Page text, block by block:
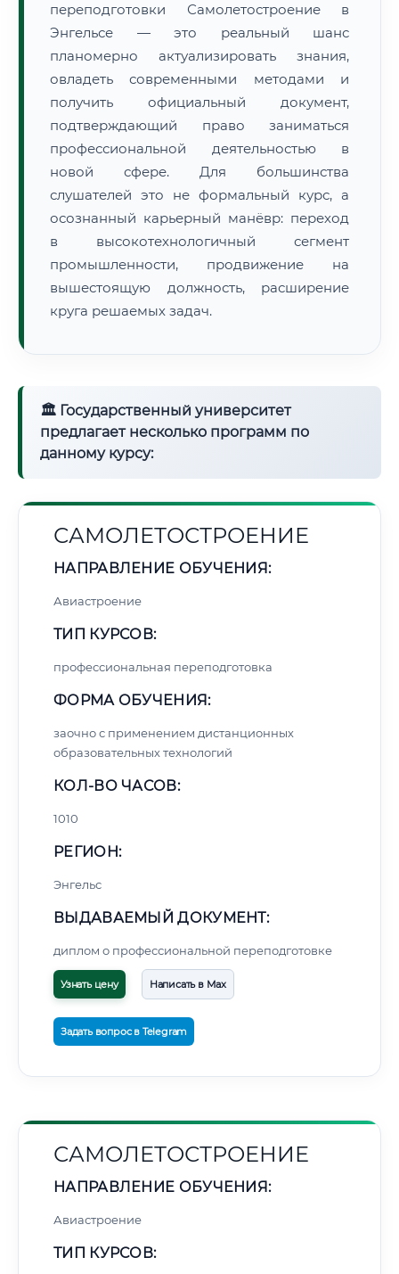
переподготовки Самолетостроение в
Энгельсе — это реальный шанс
планомерно актуализировать знания,
овладеть современными методами и
получить официальный документ,
подтверждающий право заниматься
профессиональной деятельностью в
новой сфере. Для большинства
слушателей это не формальный курс, а
осознанный карьерный манёвр: переход
в высокотехнологичный сегмент
промышленности, продвижение на
вышестоящую должность, расширение
круга решаемых задач.
🏛 Государственный университет
предлагает несколько программ по
данному курсу:
САМОЛЕТОСТРОЕНИЕ
НАПРАВЛЕНИЕ ОБУЧЕНИЯ:
Авиастроение
ТИП КУРСОВ:
профессиональная переподготовка
ФОРМА ОБУЧЕНИЯ:
заочно с применением дистанционных
образовательных технологий
КОЛ-ВО ЧАСОВ:
1010
РЕГИОН:
Энгельс
ВЫДАВАЕМЫЙ ДОКУМЕНТ:
диплом о профессиональной переподготовке
Узнать цену Написать в Max
Задать вопрос в Telegram
САМОЛЕТОСТРОЕНИЕ
НАПРАВЛЕНИЕ ОБУЧЕНИЯ:
Авиастроение
ТИП КУРСОВ: